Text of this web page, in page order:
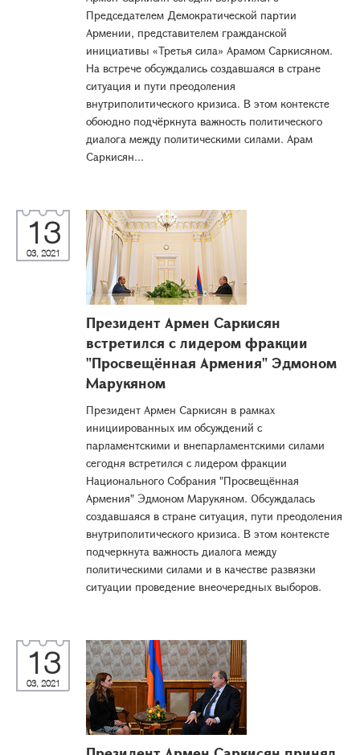
Председателем Демократической партии
Армении, представителем гражданской
инициативы «Третья сила» Арамом Саркисяном.
На встрече обсуждались создавшаяся в стране
ситуация и пути преодоления
внутриполитического кризиса. В этом контексте
обоюдно подчёркнута важность политического
диалога между политическими силами. Арам
Саркисян...
13
03, 2021
Президент Армен Саркисян
встретился с лидером фракции
"Просвещённая Армения" Эдмоном
Марукяном
Президент Армен Саркисян в рамках
инициированных им обсуждений с
парламентскими и внепарламентскими силами
сегодня встретился с лидером фракции
Национального Собрания "Просвещённая
Армения" Эдмоном Марукяном. Обсуждалась
создавшаяся в стране ситуация, пути преодоления
внутриполитического кризиса. В этом контексте
подчеркнута важность диалога между
политическими силами и в качестве развязки
ситуации проведение внеочередных выборов.
13
03, 2021